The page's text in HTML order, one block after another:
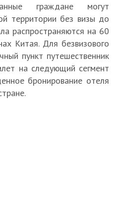
граждане могут
территории без визы до
распространяются на 60
Китая. Для безвизового
пункт путешественник
на следующий сегмент
бронирование отеля